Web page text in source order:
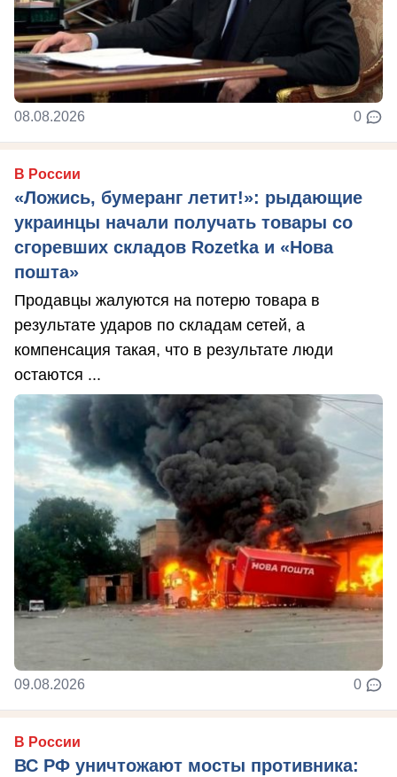
08.08.2026 0
В России
«Ложись, бумеранг летит!»: рыдающие
украинцы начали получать товары со
сгоревших складов Rozetka и «Нова
пошта»
Продавцы жалуются на потерю товара в
результате ударов по складам сетей, а
компенсация такая, что в результате люди
остаются ...
09.08.2026 0
В России
ВС РФ уничтожают мосты противника: